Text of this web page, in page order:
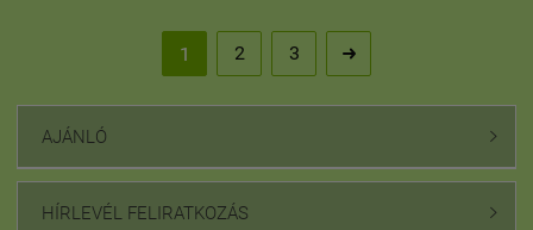
1 2 3 
AJÁNLÓ 
HÍRLEVÉL FELIRATKOZÁS 